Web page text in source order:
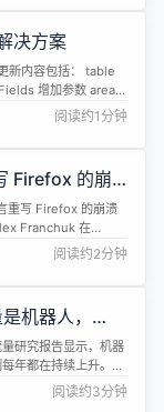
搜索和广告副总裁
决方案
新内容包括： table
增加参数 area-
阅读约1分钟
Firefox 的崩
重写 Firefox 的崩溃
Franchuk 在
绍了他们如何使用
写为跨平台 GUI 应用
溃的情况已经有所减
阅读约2分钟
机器人，
研究报告显示，机器
年都在持续上升。
仅占互联网流量的
涨到 49.6%，相较
阅读约3分钟